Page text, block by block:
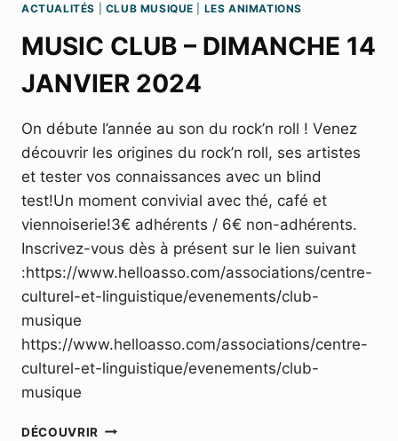
ACTUALITÉS CLUB MUSIQUE LES ANIMATIONS
MUSIC CLUB – DIMANCHE 14
JANVIER 2024
On débute l’année au son du rock’n roll ! Venez
découvrir les origines du rock’n roll, ses artistes
et tester vos connaissances avec un blind
test!Un moment convivial avec thé, café et
viennoiserie!3€ adhérents / 6€ non-adhérents.
Inscrivez-vous dès à présent sur le lien suivant
:https://www.helloasso.com/associations/centre-
culturel-et-linguistique/evenements/club-
musique
https://www.helloasso.com/associations/centre-
culturel-et-linguistique/evenements/club-
musique
DÉCOUVRIR MUSIC